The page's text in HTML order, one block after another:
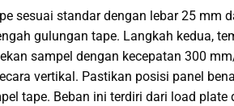
sesuai standar dengan lebar 25 mm
gulungan tape. Langkah kedua,
sampel dengan kecepatan 300
vertikal. Pastikan posisi panel
tape. Beban ini terdiri dari load